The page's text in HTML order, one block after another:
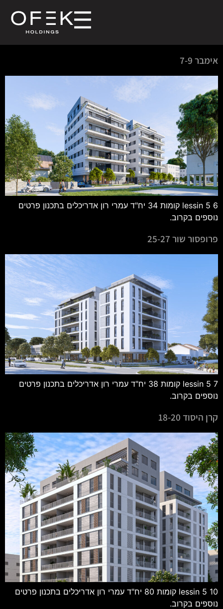
אימבר 7-9
lessin 5 6 קומות 34 יח"ד עמרי רון אדריכלים בתכנון פרטים
נוספים בקרוב.
פרופסור שור 25-27
lessin 5 7 קומות 38 יח"ד עמרי רון אדריכלים בתכנון פרטים
נוספים בקרוב.
קרן היסוד 18-20
lessin 5 10 קומות 80 יח"ד עמרי רון אדריכלים בתכנון פרטים
נוספים בקרוב.